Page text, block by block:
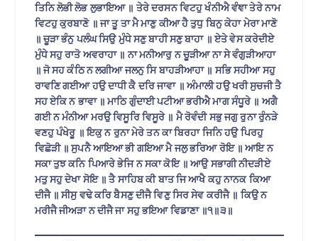
ਤਿਨਿ ਲੋਭੀ ਲੋਭ ਲੁਭਾਇਆ ॥ ਤੇਰੇ ਦਰਸਨ ਵਿਟਹੁ ਖੰਨੀਐ ਵੰਞਾ ਤੇਰੇ ਨਾਮ
ਵਿਟਹੁ ਕੁਰਬਾਣੋ ॥ ਜਾ ਤੂ ਤਾ ਮੈ ਮਾਣੁ ਕੀਆ ਹੈ ਤੁਧੁ ਬਿਨੁ ਕੇਹਾ ਮੇਰਾ ਮਾਣੋ
॥ ਚੂੜਾ ਭੰਨੁ ਪਲੰਘ ਸਿਉ ਮੁੰਧੇ ਸਣੁ ਬਾਹੀ ਸਣੁ ਬਾਹਾ ॥ ਏਤੇ ਵੇਸ ਕਰੇਦੀਏ
ਮੁੰਧੇ ਸਹੁ ਰਾਤੋ ਅਵਰਾਹਾ ॥ ਨਾ ਮਨੀਆਰੁ ਨ ਚੂੜੀਆ ਨਾ ਸੇ ਵੰਗੁੜੀਆਹਾ
॥ ਜੋ ਸਹ ਕੰਠਿ ਨ ਲਗੀਆ ਜਲਨੁ ਸਿ ਬਾਹੜੀਆਹਾ ॥ ਸਭਿ ਸਹੀਆ ਸਹੁ
ਰਾਵਣਿ ਗਈਆ ਹਉ ਦਾਧੀ ਕੈ ਦਰਿ ਜਾਵਾ ॥ ਅੰਮਾਲੀ ਹਉ ਖਰੀ ਸੁਚਜੀ ਤੈ
ਸਹ ਏਕਿ ਨ ਭਾਵਾ ॥ ਮਾਠਿ ਗੁੰਦਾਈ ਪਟੀਆ ਭਰੀਐ ਮਾਗ ਸੰਧੂਰੇ ॥ ਅਗੈ
ਗਈ ਨ ਮੰਨੀਆ ਮਰਉ ਵਿਸੂਰਿ ਵਿਸੂਰੇ ॥ ਮੈ ਰੋਵੰਦੀ ਸਭੁ ਜਗੁ ਰੁਨਾ ਰੁੰਨੜੇ
ਵਣਹੁ ਪੰਖੇਰੂ ॥ ਇਕੁ ਨ ਰੁਨਾ ਮੇਰੇ ਤਨ ਕਾ ਬਿਰਹਾ ਜਿਨਿ ਹਉ ਪਿਰਹੁ
ਵਿਛੋੜੀ ॥ ਸੁਪਨੈ ਆਇਆ ਭੀ ਗਇਆ ਮੈ ਜਲੁ ਭਰਿਆ ਰੋਇ ॥ ਆਇ ਨ
ਸਕਾ ਤੁਝ ਕਨਿ ਪਿਆਰੇ ਭੇਜਿ ਨ ਸਕਾ ਕੋਇ ॥ ਆਉ ਸਭਾਗੀ ਨੀਦੜੀਏ
ਮਤੁ ਸਹੁ ਦੇਖਾ ਸੋਇ ॥ ਤੈ ਸਾਹਿਬ ਕੀ ਬਾਤ ਜਿ ਆਖੈ ਕਹੁ ਨਾਨਕ ਕਿਆ
ਦੀਜੈ ॥ ਸੀਸੁ ਵਢੇ ਕਰਿ ਬੈਸਣੁ ਦੀਜੈ ਵਿਣੁ ਸਿਰ ਸੇਵ ਕਰੀਜੈ ॥ ਕਿਉ ਨ
ਮਰੀਜੈ ਜੀਅੜਾ ਨ ਦੀਜੈ ਜਾ ਸਹੁ ਭਇਆ ਵਿਡਾਣਾ ॥੧॥੩॥